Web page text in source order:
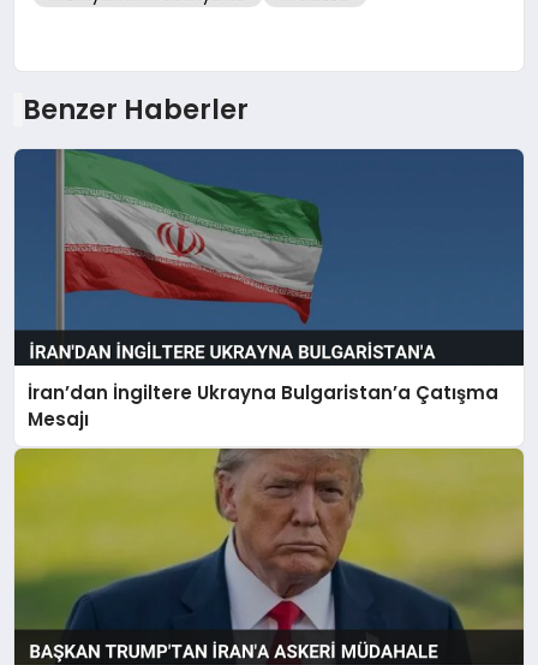
Benzer Haberler
İran’dan İngiltere Ukrayna Bulgaristan’a Çatışma
Mesajı